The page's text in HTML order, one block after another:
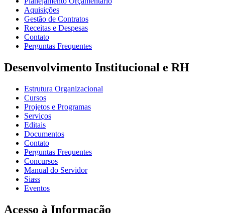
Aquisições
Gestão de Contratos
Receitas e Despesas
Contato
Perguntas Frequentes
Desenvolvimento Institucional e RH
Estrutura Organizacional
Cursos
Projetos e Programas
Serviços
Editais
Documentos
Contato
Perguntas Frequentes
Concursos
Manual do Servidor
Siass
Eventos
Acesso à Informação